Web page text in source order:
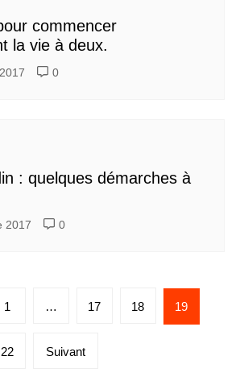
commencer
la vie à deux.
0
: quelques démarches à
2017 0
1 … 17 18 19
22 Suivant